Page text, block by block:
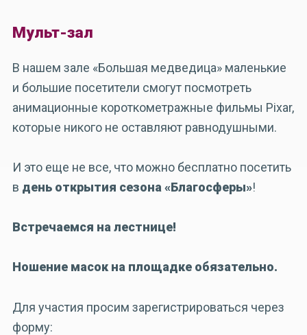
Мульт-зал
В нашем зале «Большая медведица» маленькие
и большие посетители смогут посмотреть
анимационные короткометражные фильмы Pixar,
которые никого не оставляют равнодушными.
И это еще не все, что можно бесплатно посетить
в день открытия сезона «Благосферы»!
Встречаемся на лестнице!
Ношение масок на площадке обязательно.
Для участия просим зарегистрироваться через
форму: